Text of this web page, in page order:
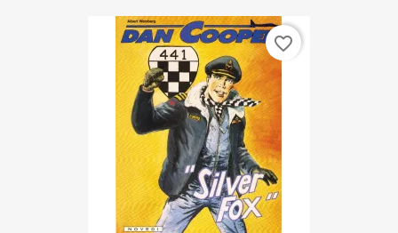
favorite_border